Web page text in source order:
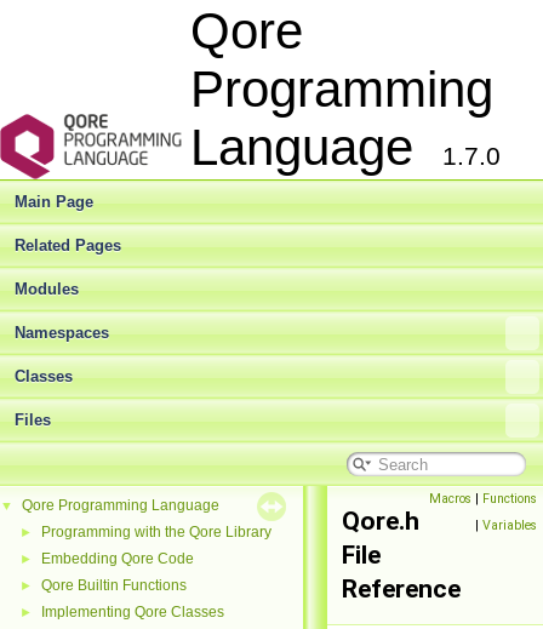
Qore
Programming
Language
1.7.0
Main Page
Related Pages
Modules
Namespaces
Classes
Files
▼ Qore Programming Language
► Programming with the Qore Library
► Embedding Qore Code
► Qore Builtin Functions
► Implementing Qore Classes
Macros | Functions
| Variables
Qore.h
File
Reference